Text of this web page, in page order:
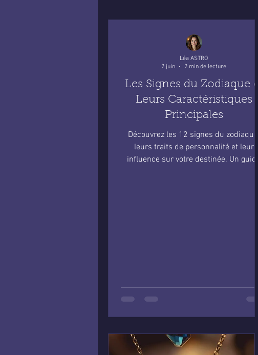
Les Signes du Zodiaque et
Leurs Caractéristiques
Principales
Découvrez les 12 signes du zodiaque,
leurs traits de personnalité et leur
influence sur votre destinée. Un guide
Léa ASTRO
2 juin
2 min de lecture